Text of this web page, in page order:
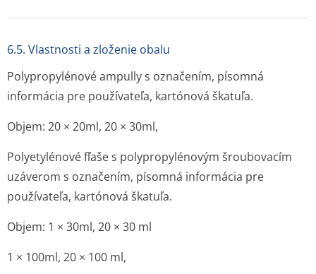
6.5. Vlastnosti a zloženie obalu
Polypropylénové ampully s označením, písomná
informácia pre používateľa, kartónová škatuľa.
Objem: 20 × 20ml, 20 × 30ml,
Polyetylénové fľaše s polypropylénovým šroubovacím
uzáverom s označením, písomná informácia pre
používateľa, kartónová škatuľa.
Objem: 1 × 30ml, 20 × 30 ml
1 × 100ml, 20 × 100 ml,